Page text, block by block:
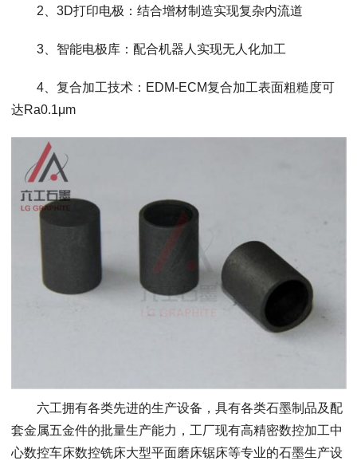
2、3D打印电极：结合增材制造实现复杂内流道
3、智能电极库：配合机器人实现无人化加工
4、复合加工技术：EDM-ECM复合加工表面粗糙度可
达Ra0.1μm
六⼯拥有各类先进的⽣产设备，具有各类⽯墨制品及配
套⾦属五⾦件的批量⽣产能⼒，⼯⼚现有⾼精密数控加⼯中
⼼数控⻋床数控铣床⼤型平⾯磨床锯床等专业的⽯墨⽣产设